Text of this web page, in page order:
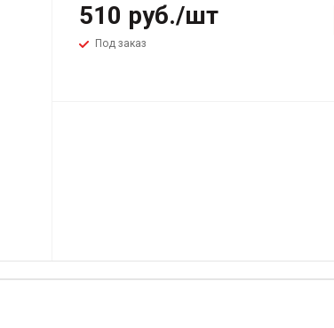
510 руб./шт
Под заказ